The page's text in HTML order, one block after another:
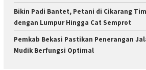
Bikin Padi Bantet, Petani di Cikarang
dengan Lumpur Hingga Cat Semprot
Pemkab Bekasi Pastikan Penerangan
Mudik Berfungsi Optimal